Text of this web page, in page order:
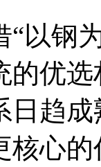
以钢
的优
日趋
核心